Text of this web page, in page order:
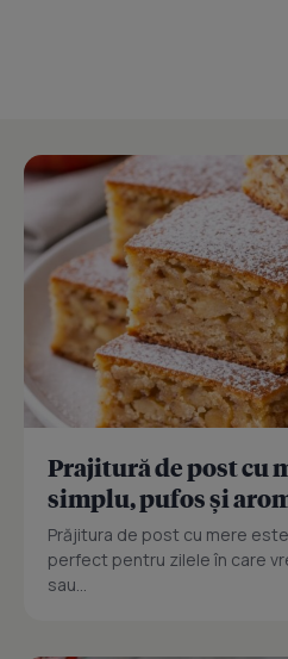
Prajitură de post cu
simplu, pufos și
Prăjitura de post cu mere
perfect pentru zilele în care
sau...